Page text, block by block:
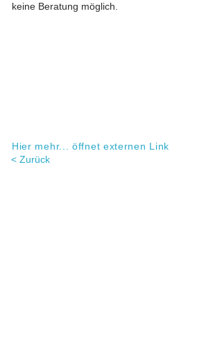
keine Beratung möglich.
Hier mehr... öffnet externen Link
< Zurück